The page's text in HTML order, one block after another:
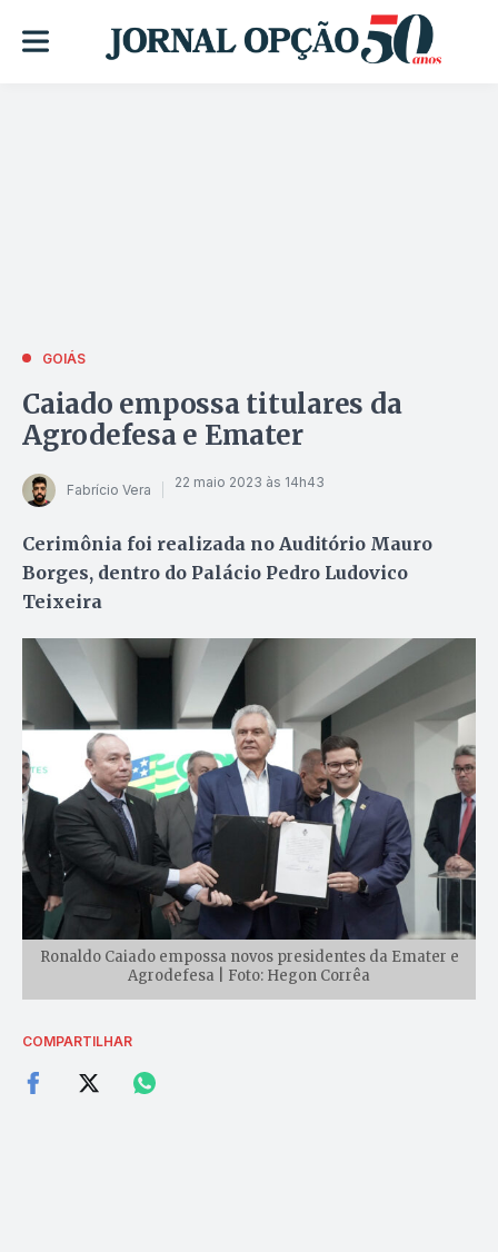
GOIÁS
Caiado empossa titulares da
Agrodefesa e Emater
Fabrício Vera 22 maio 2023 às 14h43
Cerimônia foi realizada no Auditório Mauro
Borges, dentro do Palácio Pedro Ludovico
Teixeira
Ronaldo Caiado empossa novos presidentes da Emater e
Agrodefesa | Foto: Hegon Corrêa
COMPARTILHAR